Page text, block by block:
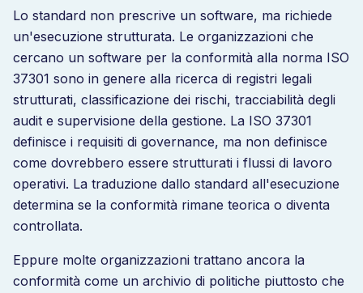
Lo standard non prescrive un software, ma richiede
un'esecuzione strutturata. Le organizzazioni che
cercano un software per la conformità alla norma ISO
37301 sono in genere alla ricerca di registri legali
strutturati, classificazione dei rischi, tracciabilità degli
audit e supervisione della gestione. La ISO 37301
definisce i requisiti di governance, ma non definisce
come dovrebbero essere strutturati i flussi di lavoro
operativi. La traduzione dallo standard all'esecuzione
determina se la conformità rimane teorica o diventa
controllata.
Eppure molte organizzazioni trattano ancora la
conformità come un archivio di politiche piuttosto che